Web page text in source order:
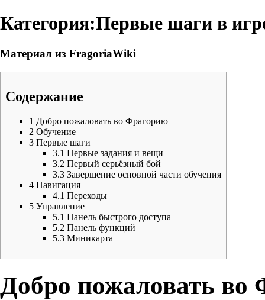
Категория:Первые шаги в
Материал из FragoriaWiki
Содержание
1 Добро пожаловать во Фрагорию
2 Обучение
3 Первые шаги
3.1 Первые задания и вещи
3.2 Первый серьёзный бой
3.3 Завершение основной части обучения
4 Навигация
4.1 Переходы
5 Управление
5.1 Панель быстрого доступа
5.2 Панель функций
5.3 Миникарта
Добро пожаловать во